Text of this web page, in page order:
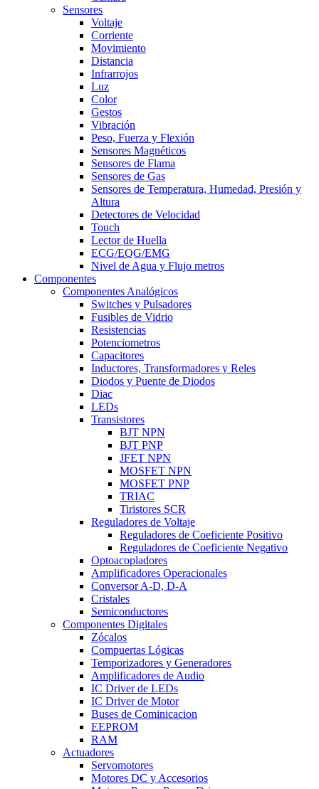
Sensores
Voltaje
Corriente
Movimiento
Distancia
Infrarrojos
Luz
Color
Gestos
Vibración
Peso, Fuerza y Flexión
Sensores Magnéticos
Sensores de Flama
Sensores de Gas
Sensores de Temperatura, Humedad, Presión y
Altura
Detectores de Velocidad
Touch
Lector de Huella
ECG/EQG/EMG
Nivel de Agua y Flujo metros
Componentes
Componentes Analógicos
Switches y Pulsadores
Fusibles de Vidrio
Resistencias
Potenciometros
Capacitores
Inductores, Transformadores y Reles
Diodos y Puente de Diodos
Diac
LEDs
Transistores
BJT NPN
BJT PNP
JFET NPN
MOSFET NPN
MOSFET PNP
TRIAC
Tiristores SCR
Reguladores de Voltaje
Reguladores de Coeficiente Positivo
Reguladores de Coeficiente Negativo
Optoacopladores
Amplificadores Operacionales
Conversor A-D, D-A
Cristales
Semiconductores
Componentes Digitales
Zócalos
Compuertas Lógicas
Temporizadores y Generadores
Amplificadores de Audio
IC Driver de LEDs
IC Driver de Motor
Buses de Cominicacion
EEPROM
RAM
Actuadores
Servomotores
Motores DC y Accesorios